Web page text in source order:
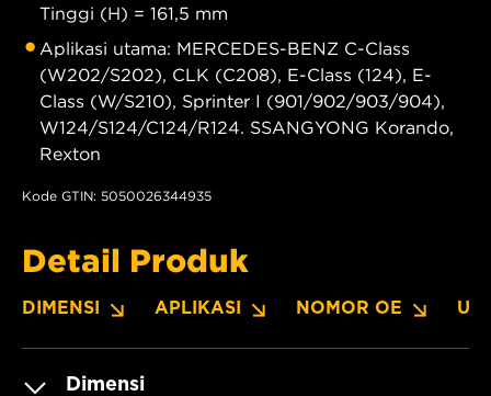
Tinggi (H) = 161,5 mm
Aplikasi utama: MERCEDES-BENZ C-Class
(W202/S202), CLK (C208), E-Class (124), E-
Class (W/S210), Sprinter I (901/902/903/904),
W124/S124/C124/R124. SSANGYONG Korando,
Rexton
Kode GTIN: 5050026344935
Detail Produk
DIMENSI APLIKASI NOMOR OE
Dimensi